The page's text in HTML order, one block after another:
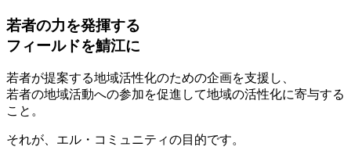
若者の力を発揮する
フィールドを鯖江に
若者が提案する地域活性化のための企画を支援し、
若者の地域活動への参加を促進して地域の活性化に寄与する
こと。
それが、エル・コミュニティの目的です。